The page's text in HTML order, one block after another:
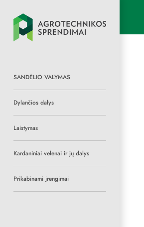
SANDĖLIO VALYMAS
Dylančios dalys
Laistymas
Kardaniniai velenai ir jų dalys
Prikabinami įrengimai